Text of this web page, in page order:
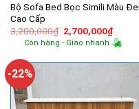
Bộ Sofa Bed Bọc Simili Màu
Cao Cấp
3,200,000₫ Giá
gốc
là:
2,700,000₫Giá
hiện
tại
Còn hàng - Giao nhanh
-22%